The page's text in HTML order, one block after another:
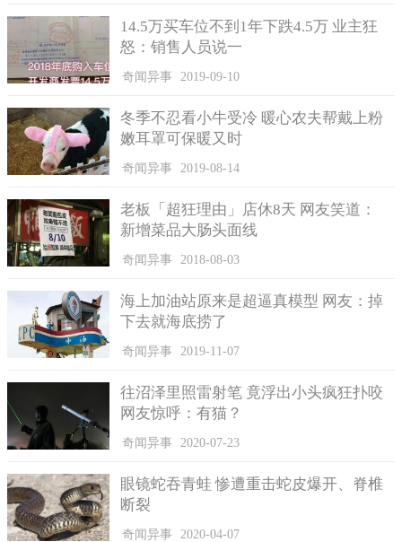
港姐冠军为谢嘉怡。
14.5万买车位不到1年下跌4.5万 业主狂
怒：销售人员说一
奇闻异事 2019-09-10
冬季不忍看小牛受冷 暖心农夫帮戴上粉
嫩耳罩可保暖又时
奇闻异事 2019-08-14
老板「超狂理由」店休8天 网友笑道：
新增菜品大肠头面线
奇闻异事 2018-08-03
海上加油站原来是超逼真模型 网友：掉
下去就海底捞了
奇闻异事 2019-11-07
往沼泽里照雷射笔 竟浮出小头疯狂扑咬
网友惊呼：有猫？
奇闻异事 2020-07-23
眼镜蛇吞青蛙 惨遭重击蛇皮爆开、脊椎
断裂
奇闻异事 2020-04-07